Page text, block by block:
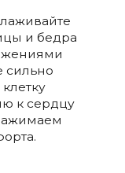
и бедра
сильно
к сердцу